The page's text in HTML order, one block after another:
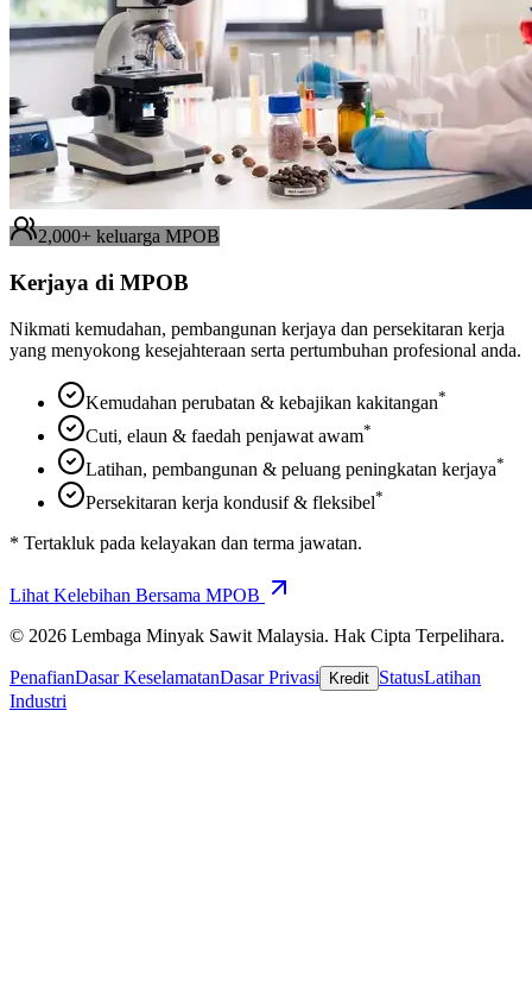
2,000+ keluarga MPOB
Kerjaya di MPOB
Nikmati kemudahan, pembangunan kerjaya dan persekitaran kerja
yang menyokong kesejahteraan serta pertumbuhan profesional anda.
Kemudahan perubatan & kebajikan kakitangan*
Cuti, elaun & faedah penjawat awam*
Latihan, pembangunan & peluang peningkatan kerjaya*
Persekitaran kerja kondusif & fleksibel*
* Tertakluk pada kelayakan dan terma jawatan.
Lihat Kelebihan Bersama MPOB
© 2026 Lembaga Minyak Sawit Malaysia. Hak Cipta Terpelihara.
PenafianDasar KeselamatanDasar Privasi Kredit StatusLatihan
Industri